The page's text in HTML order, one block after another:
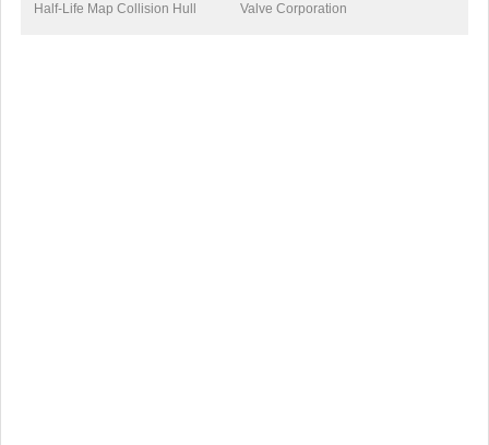
Half-Life Map Collision Hull Valve Corporation